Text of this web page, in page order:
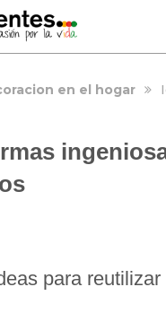
en el hogar
para reutilizar